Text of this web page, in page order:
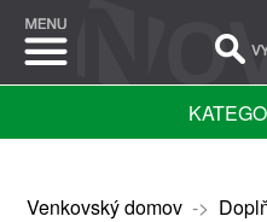
Venkovský domov->